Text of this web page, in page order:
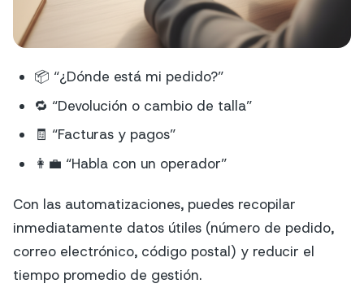
📦 “¿Dónde está mi pedido?”
🔁 “Devolución o cambio de talla”
🧾 “Facturas y pagos”
👩‍💼 “Habla con un operador”
Con las automatizaciones, puedes recopilar
inmediatamente datos útiles (número de pedido,
correo electrónico, código postal) y reducir el
tiempo promedio de gestión.